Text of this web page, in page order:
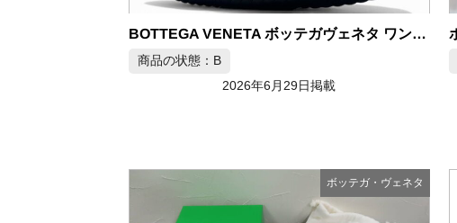
BOTTEGA VENETA ボッテガヴェネタ ワンショルダーバッグ イントレチャート
商品の状態：B
2026年6月29日掲載
ボッテガ・ヴェネタ